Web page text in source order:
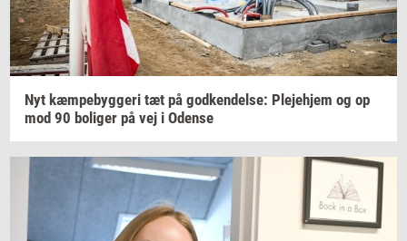
Nyt kæm­pe­byg­ge­ri tæt på god­ken­del­se: Ple­je­hjem og op
mod 90 bo­li­ger på vej i Oden­se